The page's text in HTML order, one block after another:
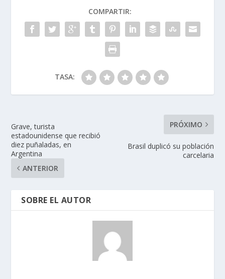
COMPARTIR:
TASA:
Grave, turista
estadounidense que recibió
diez puñaladas, en
Argentina
ANTERIOR
PRÓXIMO
Brasil duplicó su población
carcelaria
SOBRE EL AUTOR